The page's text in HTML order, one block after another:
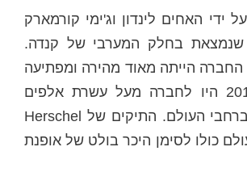
ידי האחים לינדון וג'ימי קורמארק
שנמצאת בחלק המערבי של קנדה.
הייתה מאוד מהירה ומפתיעה
וכבר בשנת 2016 היו לחברה מעל עשרת אלפים
נקודות מכירה ברחבי העולם. התיקים של Herschel
כולו לסימן היכר בולט של אופנת